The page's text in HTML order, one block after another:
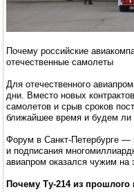
Почему российские
отечественные самолеты
Для отечественного
дни. Вместо новых
самолетов и срыв сроков
ближайшее время и будем ли
Форум в Санкт-Петербурге —
и подписания
авиапром оказался чужим на
Почему Ту-214 из прошлого